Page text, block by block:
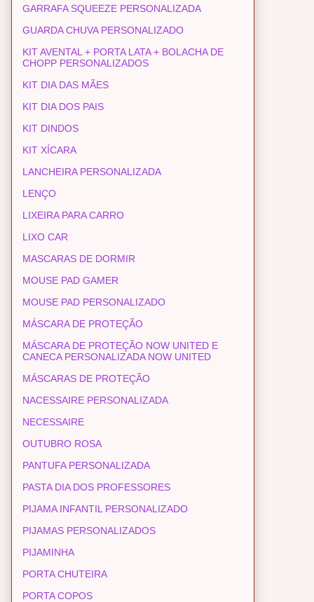
GARRAFA SQUEEZE PERSONALIZADA
GUARDA CHUVA PERSONALIZADO
KIT AVENTAL + PORTA LATA + BOLACHA DE
CHOPP PERSONALIZADOS
KIT DIA DAS MÃES
KIT DIA DOS PAIS
KIT DINDOS
KIT XÍCARA
LANCHEIRA PERSONALIZADA
LENÇO
LIXEIRA PARA CARRO
LIXO CAR
MASCARAS DE DORMIR
MOUSE PAD GAMER
MOUSE PAD PERSONALIZADO
MÁSCARA DE PROTEÇÃO
MÁSCARA DE PROTEÇÃO NOW UNITED E
CANECA PERSONALIZADA NOW UNITED
MÁSCARAS DE PROTEÇÃO
NACESSAIRE PERSONALIZADA
NECESSAIRE
OUTUBRO ROSA
PANTUFA PERSONALIZADA
PASTA DIA DOS PROFESSORES
PIJAMA INFANTIL PERSONALIZADO
PIJAMAS PERSONALIZADOS
PIJAMINHA
PORTA CHUTEIRA
PORTA COPOS